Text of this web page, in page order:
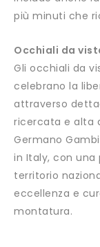
più minuti che
Occhiali da
Gli occhiali da
celebrano la
attraverso
ricercata e alta
Germano
in Italy, con una
territorio
eccellenza e
montatura.